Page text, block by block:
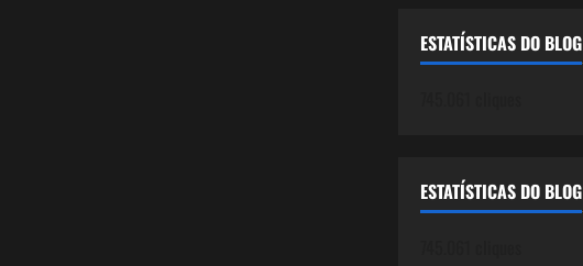
ESTATÍSTICAS DO BLOG
ESTATÍSTICAS DO BLOG